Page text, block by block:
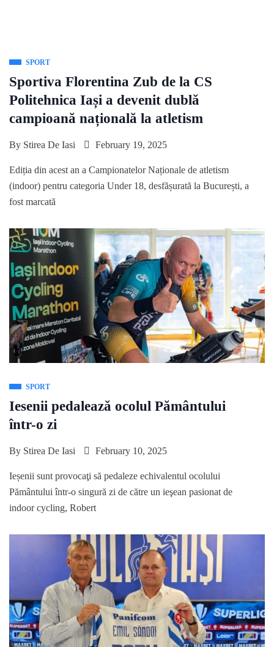
SPORT
Sportiva Florentina Zub de la CS
Politehnica Iași a devenit dublă
campioană națională la atletism
By Stirea De Iasi February 19, 2025
Ediția din acest an a Campionatelor Naționale de atletism
(indoor) pentru categoria Under 18, desfășurată la București, a
fost marcată
SPORT
Iesenii pedalează ocolul Pământului
într-o zi
By Stirea De Iasi February 10, 2025
Ieșenii sunt provocaţi să pedaleze echivalentul ocolului
Pământului într-o singură zi de către un ieşean pasionat de
indoor cycling, Robert